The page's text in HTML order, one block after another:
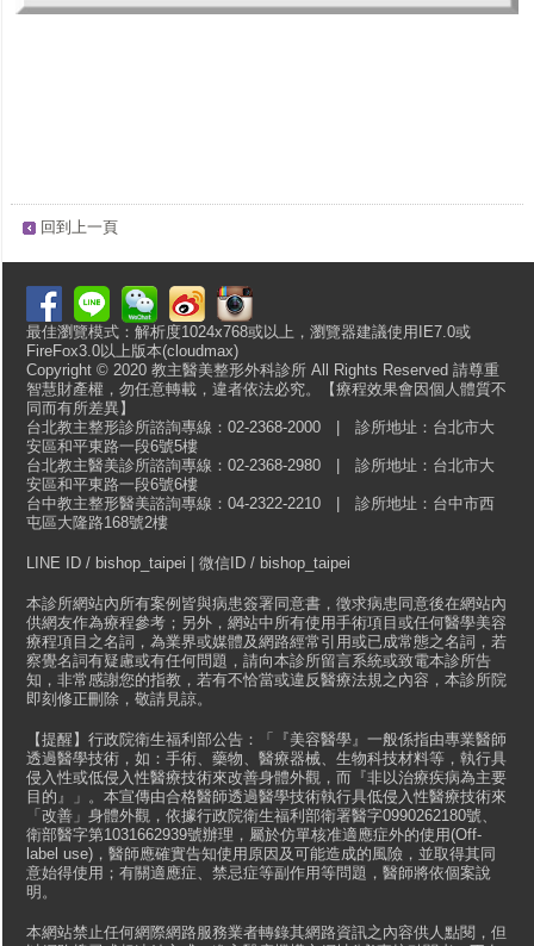
回到上一頁
最佳瀏覽模式：解析度1024x768或以上，瀏覽器建議使用IE7.0或
FireFox3.0以上版本(cloudmax)
Copyright © 2020 教主醫美整形外科診所 All Rights Reserved 請尊重
智慧財產權，勿任意轉載，違者依法必究。【療程效果會因個人體質不
同而有所差異】
台北教主整形診所諮詢專線：02-2368-2000 | 診所地址：台北市大
安區和平東路一段6號5樓
台北教主醫美診所諮詢專線：02-2368-2980 | 診所地址：台北市大
安區和平東路一段6號6樓
台中教主整形醫美諮詢專線：04-2322-2210 | 診所地址：台中市西
屯區大隆路168號2樓
LINE ID / bishop_taipei | 微信ID / bishop_taipei
本診所網站內所有案例皆與病患簽署同意書，徵求病患同意後在網站內
供網友作為療程參考；另外，網站中所有使用手術項目或任何醫學美容
療程項目之名詞，為業界或媒體及網路經常引用或已成常態之名詞，若
察覺名詞有疑慮或有任何問題，請向本診所留言系統或致電本診所告
知，非常感謝您的指教，若有不恰當或違反醫療法規之內容，本診所院
即刻修正刪除，敬請見諒。
【提醒】行政院衛生福利部公告：「『美容醫學』一般係指由專業醫師
透過醫學技術，如：手術、藥物、醫療器械、生物科技材料等，執行具
侵入性或低侵入性醫療技術來改善身體外觀，而『非以治療疾病為主要
目的』」。本宣傳由合格醫師透過醫學技術執行具低侵入性醫療技術來
「改善」身體外觀，依據行政院衛生福利部衛署醫字0990262180號、
衛部醫字第1031662939號辦理，屬於仿單核准適應症外的使用(Off-
label use)，醫師應確實告知使用原因及可能造成的風險，並取得其同
意始得使用；有關適應症、禁忌症等副作用等問題，醫師將依個案說
明。
本網站禁止任何網際網路服務業者轉錄其網路資訊之內容供人點閱，但